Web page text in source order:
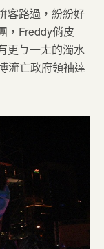
客路過，紛紛好
，Freddy俏皮
更ㄅ一ㄤ的濁水
流亡政府領袖達